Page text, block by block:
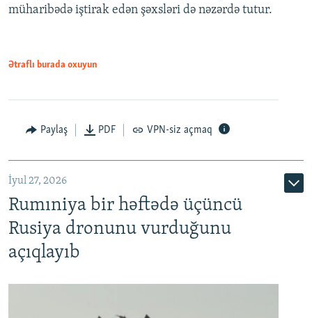
müharibədə iştirak edən şəxsləri də nəzərdə tutur.
Ətraflı burada oxuyun
Paylaş PDF VPN-siz açmaq
İyul 27, 2026
Rumıniya bir həftədə üçüncü
Rusiya dronunu vurduğunu
açıqlayıb